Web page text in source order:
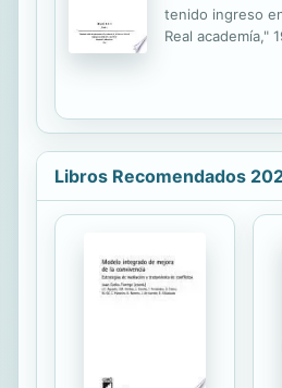
comunidad
historiadores
ha hecho el
producción
el enfoque de
historiográficos
decisión acerca
tenido ingreso
Real academía,"
Libros Recomendados